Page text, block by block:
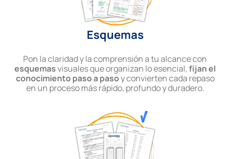
Esquemas
Pon la claridad y la comprensión a tu alcance con
esquemasvisuales que organizan lo esencial,fijan el
conocimiento paso a pasoy convierten cada repaso
en un proceso más rápido, profundo y duradero.